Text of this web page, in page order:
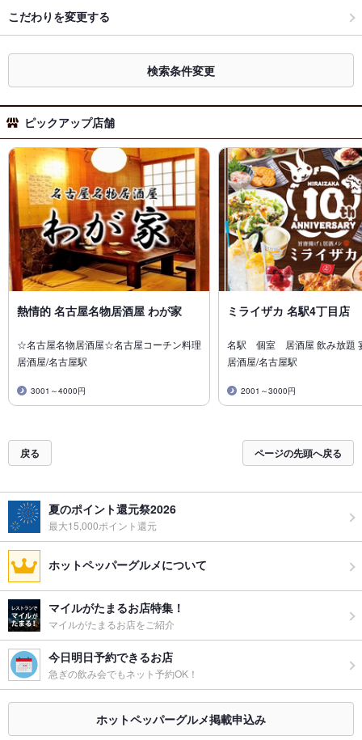
こだわりを変更する
検索条件変更
ピックアップ店舗
熱情的 名古屋名物居酒屋 わが家
☆名古屋名物居酒屋☆名古屋コーチン料理
居酒屋/名古屋駅
3001～4000円
ミライザカ 名駅4丁目店
名駅 個室 居酒屋 飲み放題
居酒屋/名古屋駅
2001～3000円
戻る ページの先頭へ戻る
夏のポイント還元祭2026
最大15,000ポイント還元
ホットペッパーグルメについて
マイルがたまるお店特集！
マイルがたまるお店をご紹介
今日明日予約できるお店
急ぎの飲み会でもネット予約OK！
ホットペッパーグルメ掲載申込み